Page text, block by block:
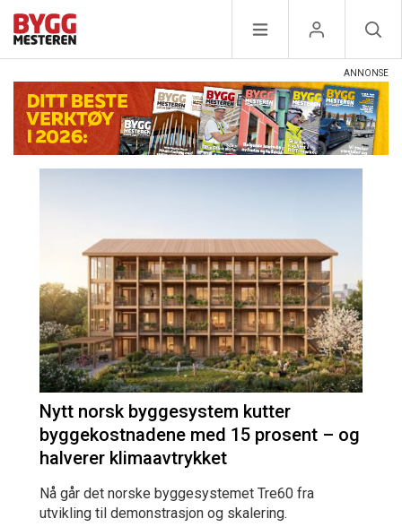
Nytt norsk byggesystem kutter
byggekostnadene med 15 prosent – og
halverer klimaavtrykket
Nå går det norske byggesystemet Tre60 fra
utvikling til demonstrasjon og skalering.